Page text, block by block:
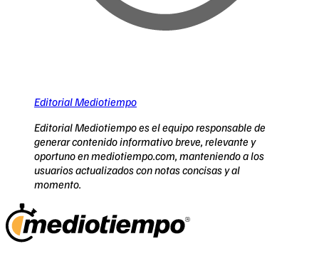
Editorial Mediotiempo
Editorial Mediotiempo es el equipo responsable de
generar contenido informativo breve, relevante y
oportuno en mediotiempo.com, manteniendo a los
usuarios actualizados con notas concisas y al
momento.